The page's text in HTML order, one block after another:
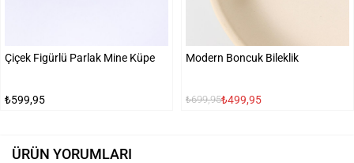
Çiçek Figürlü Parlak Mine Küpe
₺599,95
Modern Boncuk Bileklik
₺699,95₺499,95
ÜRÜN YORUMLARI